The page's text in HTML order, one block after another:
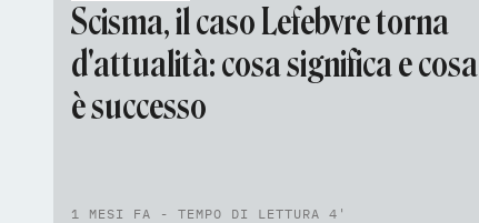
Scisma, il caso Lefebvre torna
d'attualità: cosa significa e cosa
è successo
1 MESI FA - TEMPO DI LETTURA 4'